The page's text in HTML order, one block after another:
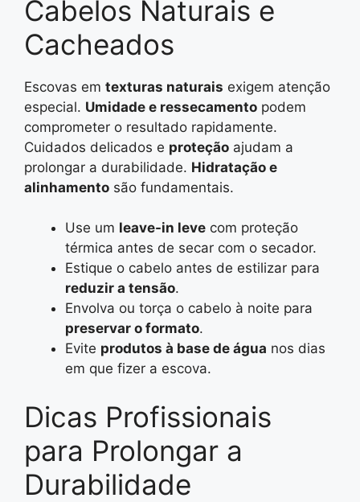
Cabelos Naturais e
Cacheados
Escovas em texturas naturais exigem atenção
especial. Umidade e ressecamento podem
comprometer o resultado rapidamente.
Cuidados delicados e proteção ajudam a
prolongar a durabilidade. Hidratação e
alinhamento são fundamentais.
Use um leave-in leve com proteção
térmica antes de secar com o secador.
Estique o cabelo antes de estilizar para
reduzir a tensão.
Envolva ou torça o cabelo à noite para
preservar o formato.
Evite produtos à base de água nos dias
em que fizer a escova.
Dicas Profissionais
para Prolongar a
Durabilidade